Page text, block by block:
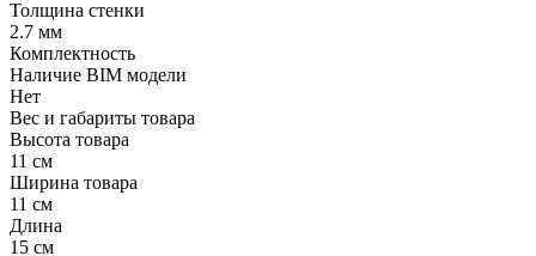
Толщина стенки
2.7 мм
Комплектность
Наличие BIM модели
Нет
Вес и габариты товара
Высота товара
11 см
Ширина товара
11 см
Длина
15 см